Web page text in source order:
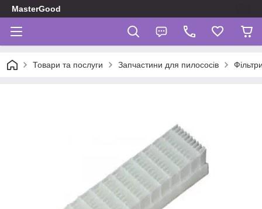
MasterGood
Товари та послуги Запчастини для пилососів